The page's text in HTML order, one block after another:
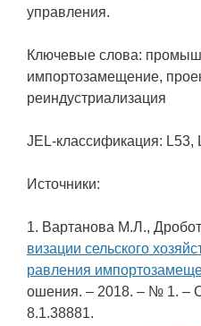
управления.
Ключевые слова:
импортозамещение,
реиндустриализация
JEL-классификация: L53,
Источники:
1. Вартанова М.Л.,
визации сельского
равления
ошения. – 2018. – № 1. –
8.1.38881.